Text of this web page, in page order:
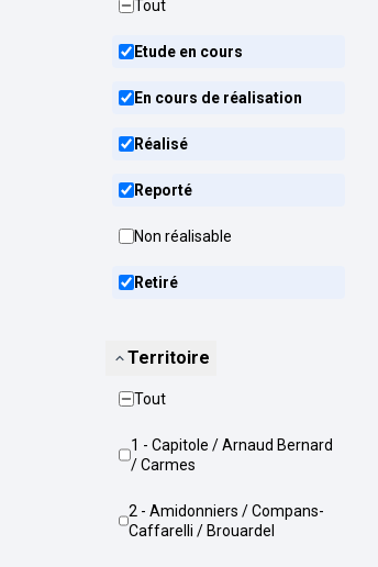
Tout
Etude en cours
En cours de réalisation
Réalisé
Reporté
Non réalisable
Retiré
Territoire
Tout
1 - Capitole / Arnaud Bernard
/ Carmes
2 - Amidonniers / Compans-
Caffarelli / Brouardel